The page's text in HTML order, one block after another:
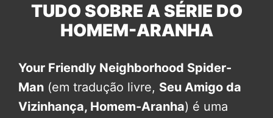
TUDO SOBRE A SÉRIE DO
HOMEM-ARANHA
Your Friendly Neighborhood Spider-
Man (em tradução livre, Seu Amigo da
Vizinhança, Homem-Aranha) é uma